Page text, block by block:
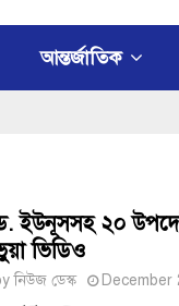
আন্তর্জাতিক
ইউনূসসহ ২০
ভিডিও
নিউজ ডেস্ক December